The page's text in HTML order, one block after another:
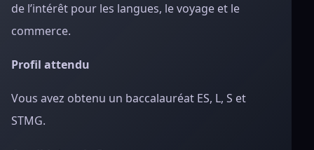
de l’intérêt pour les langues, le voyage et le
commerce.
Profil attendu
Vous avez obtenu un baccalauréat ES, L, S et
STMG.